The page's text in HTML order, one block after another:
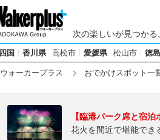
次の楽しいが見つかる
四国 香川県 高松市 愛媛県 松山市 徳
ウォーカープラス おでかけスポット一
【臨港パーク席と宿泊
花火を間近で堪能でき